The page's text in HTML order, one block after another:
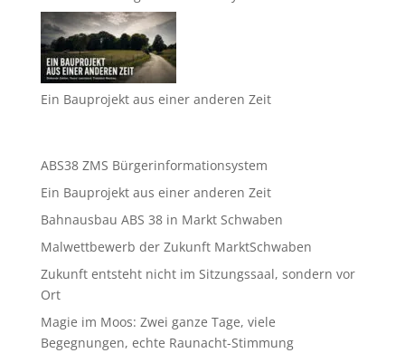
Ein Bauprojekt aus einer anderen Zeit
ABS38 ZMS Bürgerinformationsystem
Ein Bauprojekt aus einer anderen Zeit
Bahnausbau ABS 38 in Markt Schwaben
Malwettbewerb der Zukunft MarktSchwaben
Zukunft entsteht nicht im Sitzungssaal, sondern vor
Ort
Magie im Moos: Zwei ganze Tage, viele
Begegnungen, echte Raunacht-Stimmung